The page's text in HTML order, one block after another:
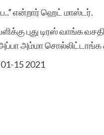
என்றார் ஹெட் மாஸ்டர்.
புது டிரஸ் வாங்க
அம்மா
15 2021